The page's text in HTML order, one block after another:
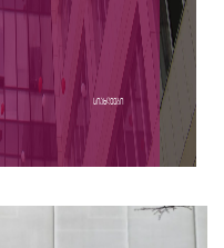
სიახლეები